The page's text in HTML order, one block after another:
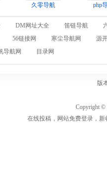
久零导航 php
DM网址大全 笛链导航
56链接网 寒尘导航网
源
导航网 目录网
版
Copyright ©
在线投稿，网站免费登录，